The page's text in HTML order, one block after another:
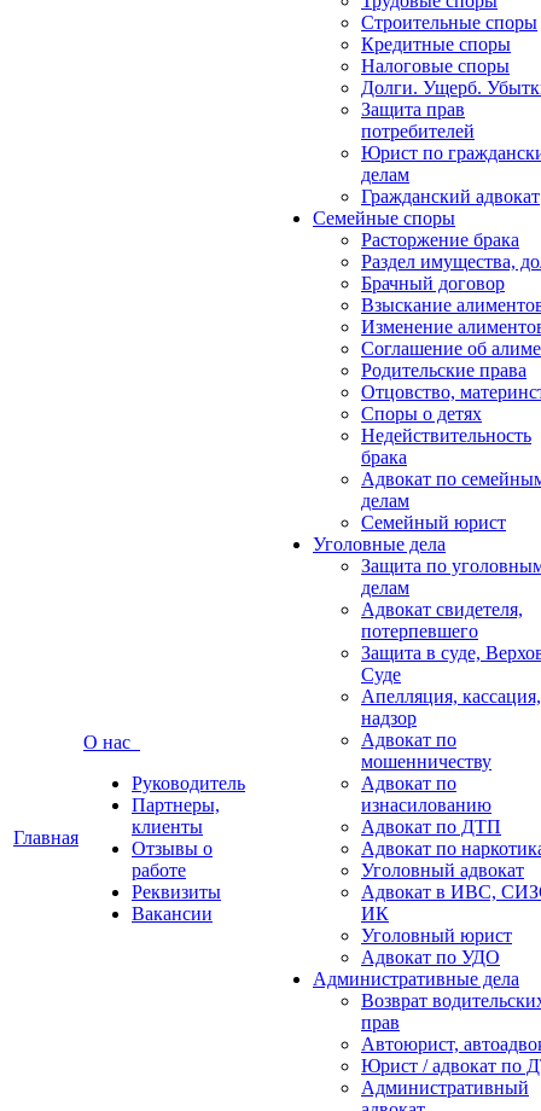
Главная
О нас
Руководитель
Партнеры,
клиенты
Отзывы о
работе
Реквизиты
Вакансии
Строительные споры
Кредитные споры
Налоговые споры
Долги. Ущерб.
Защита прав
потребителей
Юрист по
делам
Гражданский адвокат
Семейные споры
Расторжение брака
Раздел имущества,
Брачный договор
Взыскание
Изменение
Соглашение об
Родительские права
Отцовство,
Споры о детях
Недействительность
брака
Адвокат по
делам
Семейный юрист
Уголовные дела
Защита по
делам
Адвокат свидетеля,
потерпевшего
Защита в суде,
Суде
Апелляция, кассация,
надзор
Адвокат по
мошенничеству
Адвокат по
изнасилованию
Адвокат по ДТП
Адвокат по
Уголовный адвокат
Адвокат в ИВС,
ИК
Уголовный юрист
Адвокат по УДО
Административные дела
Возврат
прав
Автоюрист,
Юрист / адвокат по
Административный